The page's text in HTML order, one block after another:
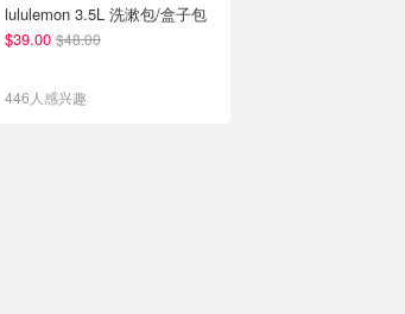
lululemon 3.5L 洗漱包/盒子包
$39.00 $48.00
446人感兴趣